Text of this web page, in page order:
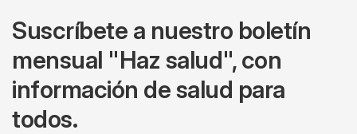
Suscríbete a nuestro boletín
mensual "Haz salud", con
información de salud para
todos.